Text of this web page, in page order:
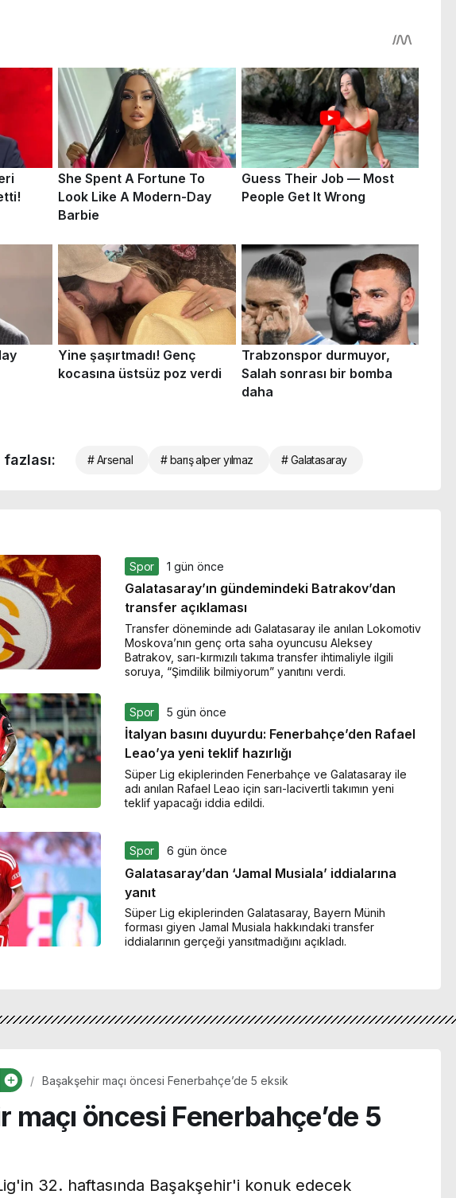
# Arsenal # barış alper yılmaz # Galatasaray
Spor 1 gün önce
Galatasaray’ın gündemindeki Batrakov’dan
transfer açıklaması
Transfer döneminde adı Galatasaray ile anılan Lokomotiv
Moskova’nın genç orta saha oyuncusu Aleksey
Batrakov, sarı-kırmızılı takıma transfer ihtimaliyle ilgili
soruya, “Şimdilik bilmiyorum” yanıtını verdi.
Spor 5 gün önce
İtalyan basını duyurdu: Fenerbahçe’den Rafael
Leao’ya yeni teklif hazırlığı
Süper Lig ekiplerinden Fenerbahçe ve Galatasaray ile
adı anılan Rafael Leao için sarı-lacivertli takımın yeni
teklif yapacağı iddia edildi.
Spor 6 gün önce
Galatasaray’dan ‘Jamal Musiala’ iddialarına
yanıt
Süper Lig ekiplerinden Galatasaray, Bayern Münih
forması giyen Jamal Musiala hakkındaki transfer
iddialarının gerçeği yansıtmadığını açıkladı.
Başakşehir maçı öncesi Fenerbahçe’de 5 eksik
maçı öncesi Fenerbahçe’de 5
32. haftasında Başakşehir'i konuk edecek